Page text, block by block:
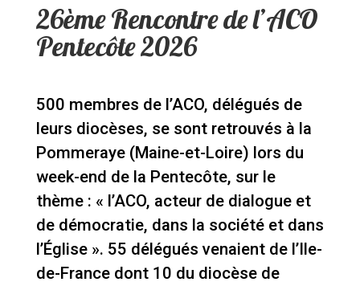
26ème Rencontre de l’ACO
Pentecôte 2026
500 membres de l’ACO, délégués de
leurs diocèses, se sont retrouvés à la
Pommeraye (Maine-et-Loire) lors du
week-end de la Pentecôte, sur le
thème : « l’ACO, acteur de dialogue et
de démocratie, dans la société et dans
l’Église ». 55 délégués venaient de l’Ile-
de-France dont 10 du diocèse de